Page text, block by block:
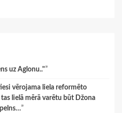
uz Aglonu.."”
vērojama liela reformēto
lielā mērā varētu būt Džona
”